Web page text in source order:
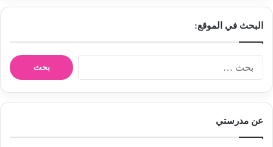
البحث في الموقع:
ن
عن مدرستي